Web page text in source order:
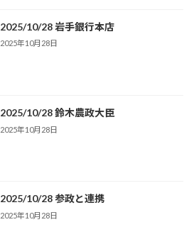
2025/10/28 岩手銀行本店
2025年10月28日
2025/10/28 鈴木農政大臣
2025年10月28日
2025/10/28 参政と連携
2025年10月28日